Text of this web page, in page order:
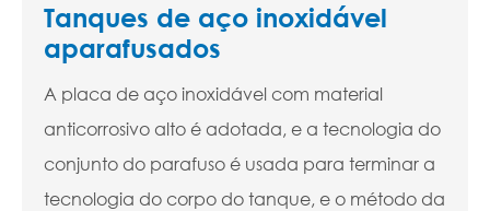
Tanques de aço inoxidável
aparafusados
A placa de aço inoxidável com material
anticorrosivo alto é adotada, e a tecnologia do
conjunto do parafuso é usada para terminar a
tecnologia do corpo do tanque, e o método da